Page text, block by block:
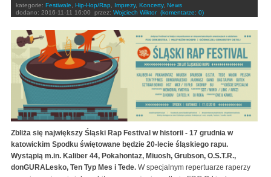
kategorie: Festiwale Hip-Hop/Rap Imprezy, Koncerty, News
dodano: 2016-11-11 16:00 przez: Wojciech Wiktor (komentarze: 0)
Zbliża się największy Śląski Rap Festival w historii - 17 grudnia w
katowickim Spodku świętowane będzie 20-lecie śląskiego rapu.
Wystąpią m.in. Kaliber 44, Pokahontaz, Miuosh, Grubson, O.S.T.R.,
donGURALesko, Ten Typ Mes i Tede. W specjalnym repertuarze raperzy